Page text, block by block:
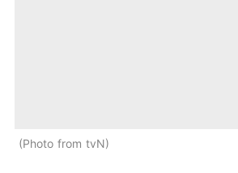
Photo from tvN